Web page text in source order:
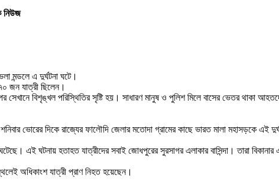
নিউজ
মন্ডলে এ দুর্ঘটনা ঘটে।
জন যাত্রী ছিলেন।
সেখানে বিশৃঙ্খল পরিস্থিতির সৃষ্টি হয়। সাধারণ মানুষ ও পুলিশ মিলে বাসের ভেতর থাকা
ভোরের দিকে রাজ্যের ফালৌদি জেলার মতোদা গ্রামের কাছে ভারত মালা মহাসড়কে এই
এই ঘটনায় হতাহত যাত্রীদের সবাই জোধপুরের সুরসাগর এলাকার বাসিন্দা। তারা বিকানার
অধিকাংশ যাত্রী প্রাণ নিহত হয়েছেন।